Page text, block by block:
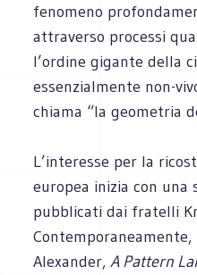
fenomeno
attraverso processi
l’ordine gigante della
essenzialmente non-
chiama “la geometria
L’interesse per la
europea inizia con
pubblicati dai fratelli
Alexander,A Pattern